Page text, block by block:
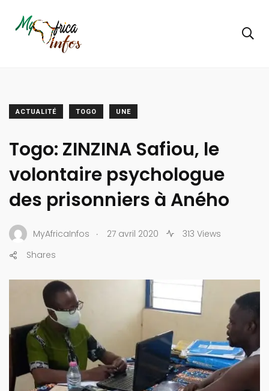
ACTUALITÉ TOGO UNE
Togo: ZINZINA Safiou, le
volontaire psychologue
des prisonniers à Aného
MyAfricaInfos . 27 avril 2020
313 Views
Shares